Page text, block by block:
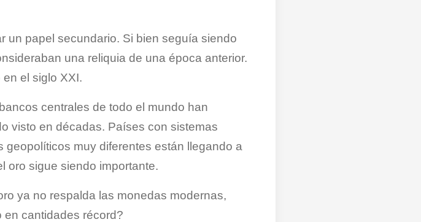
un papel secundario. Si bien seguía siendo
una reliquia de una época anterior.
el siglo XXI.
centrales de todo el mundo han
visto en décadas. Países con sistemas
muy diferentes están llegando a
oro sigue siendo importante.
ya no respalda las monedas modernas,
cantidades récord?